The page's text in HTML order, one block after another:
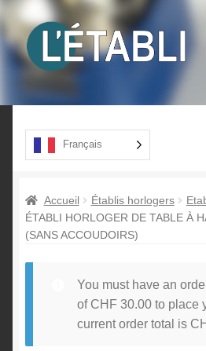
Aller
à
Aller
au
contenu
Produits
A propos
Français
Accueil Établis horlogers
ÉTABLI HORLOGER DE TABLE À
(SANS ACCOUDOIRS)
You must have an
of CHF 30.00to place
current order total is